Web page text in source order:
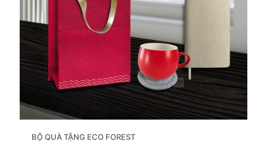
BỘ QUÀ TẶNG ECO FOREST